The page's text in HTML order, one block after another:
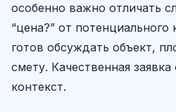
особенно важно отличать
“цена?” от
готов обсуждать объект,
смету. Качественная
контекст.